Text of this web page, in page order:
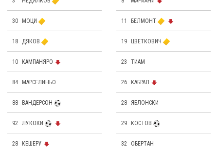
30 МОЦИ
18 ДЯКОВ
10 КАМПАНЯРО
84 МАРСЕЛИНЬО
88 ВАНДЕРСОН
92 ЛУКОКИ
28 КЕШЕРУ
11 БЕЛМОНТ
19 ЦВЕТКОВИЧ
23 ТИАМ
26 КАБРАЛ
28 ЯБЛОНСКИ
29 КОСТОВ
32 ОБЕРТАН